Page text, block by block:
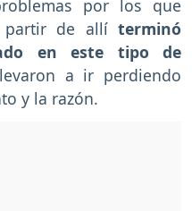
por los que
partir de allí terminó
en este tipo de
a ir perdiendo
y la razón.